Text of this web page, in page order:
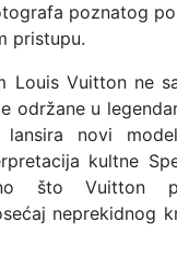
poznatog
pristupu.
Louis Vuitton ne
održane u
novi
kultne
što Vuitton
neprekidnog